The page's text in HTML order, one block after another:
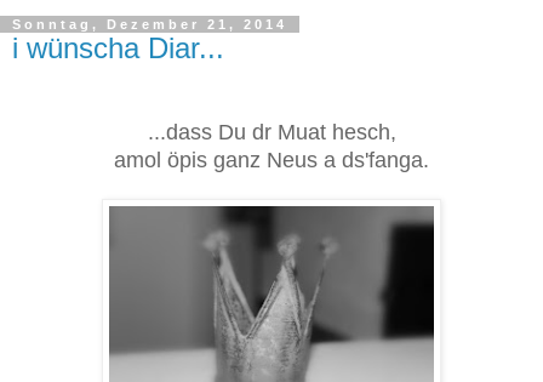
Sonntag, Dezember 21, 2014
i wünscha Diar...
...dass Du dr Muat hesch,
amol öpis ganz Neus a ds'fanga.